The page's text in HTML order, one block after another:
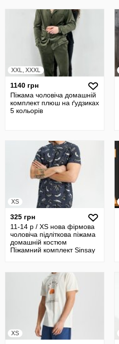
XXL, XXXL
1140 грн
Піжама чоловіча домашній
комплект плюш на ґудзиках
5 кольорів
XS
325 грн
11-14 р / XS нова фірмова
чоловіча підліткова піжама
домашній костюм
Піжамний комплект Sinsay
XS